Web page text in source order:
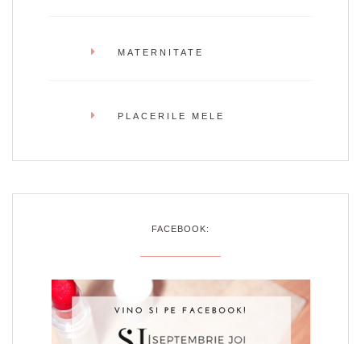
MATERNITATE
PLACERILE MELE
FACEBOOK: